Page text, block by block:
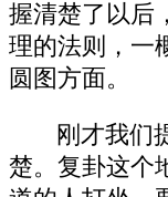
握清楚了以后
理的法则，一
圆图方面。
刚才我们
楚。复卦这个